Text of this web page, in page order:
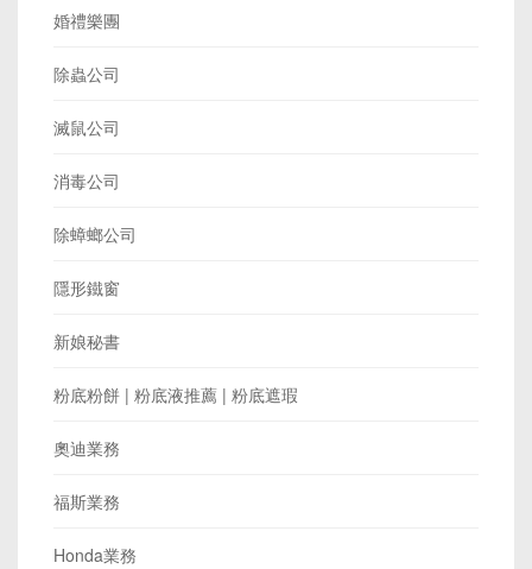
婚禮樂團
除蟲公司
滅鼠公司
消毒公司
除蟑螂公司
隱形鐵窗
新娘秘書
粉底粉餅 | 粉底液推薦 | 粉底遮瑕
奧迪業務
福斯業務
Honda業務